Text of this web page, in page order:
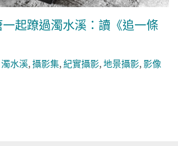
起蹽過濁水溪：讀《追一條
濁水溪,攝影集,紀實攝影,地景攝影,影像